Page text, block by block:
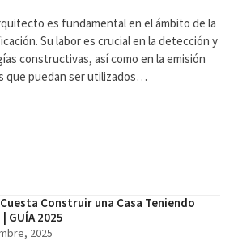
es fundamental en el ámbito de la
Su labor es crucial en la detección y
constructivas, así como en la emisión
que puedan ser utilizados…
Construir una Casa Teniendo
GUÍA 2025
2025